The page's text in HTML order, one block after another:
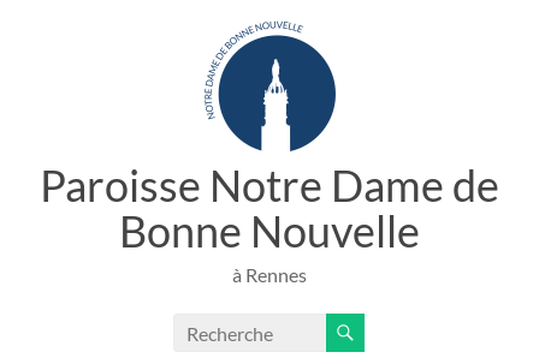
Paroisse Notre Dame de
Bonne Nouvelle
à Rennes